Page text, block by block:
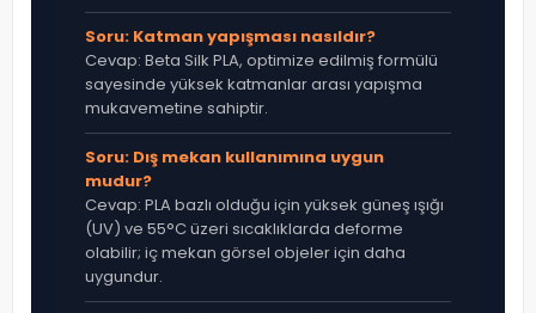
Soru: Katman yapışması nasıldır?
Cevap: Beta Silk PLA, optimize edilmiş formülü
sayesinde yüksek katmanlar arası yapışma
mukavemetine sahiptir.
Soru: Dış mekan kullanımına uygun
mudur?
Cevap: PLA bazlı olduğu için yüksek güneş ışığı
(UV) ve 55°C üzeri sıcaklıklarda deforme
olabilir; iç mekan görsel objeler için daha
uygundur.